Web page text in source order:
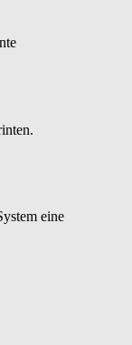
eine